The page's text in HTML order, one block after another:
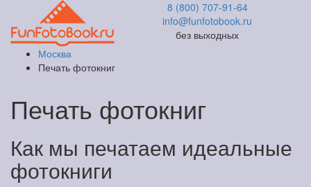
8 (800) 707-91-64
info@funfotobook.ru
без выходных
Москва
Печать фотокниг
Печать фотокниг
Как мы печатаем идеальные
фотокниги